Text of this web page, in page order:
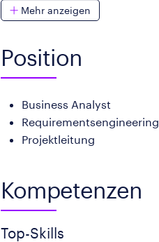
Mehr anzeigen
Position
Business Analyst
Requirementsengineering
Projektleitung
Kompetenzen
Top-Skills